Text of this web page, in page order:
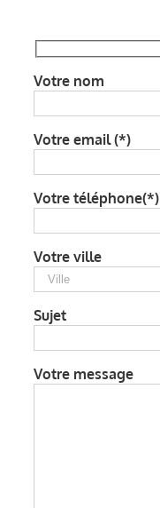
Votre nom
Votre email (*)
Votre téléphone(*)
Votre ville
Sujet
Votre message